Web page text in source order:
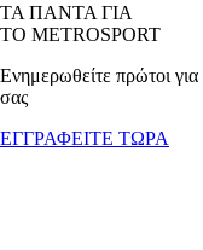
ΤΑ ΠΑΝΤΑ ΓΙΑ
ΤΟ METROSPORT
Ενημερωθείτε πρώτοι
σας
ΕΓΓΡΑΦΕΙΤΕ ΤΩΡΑ